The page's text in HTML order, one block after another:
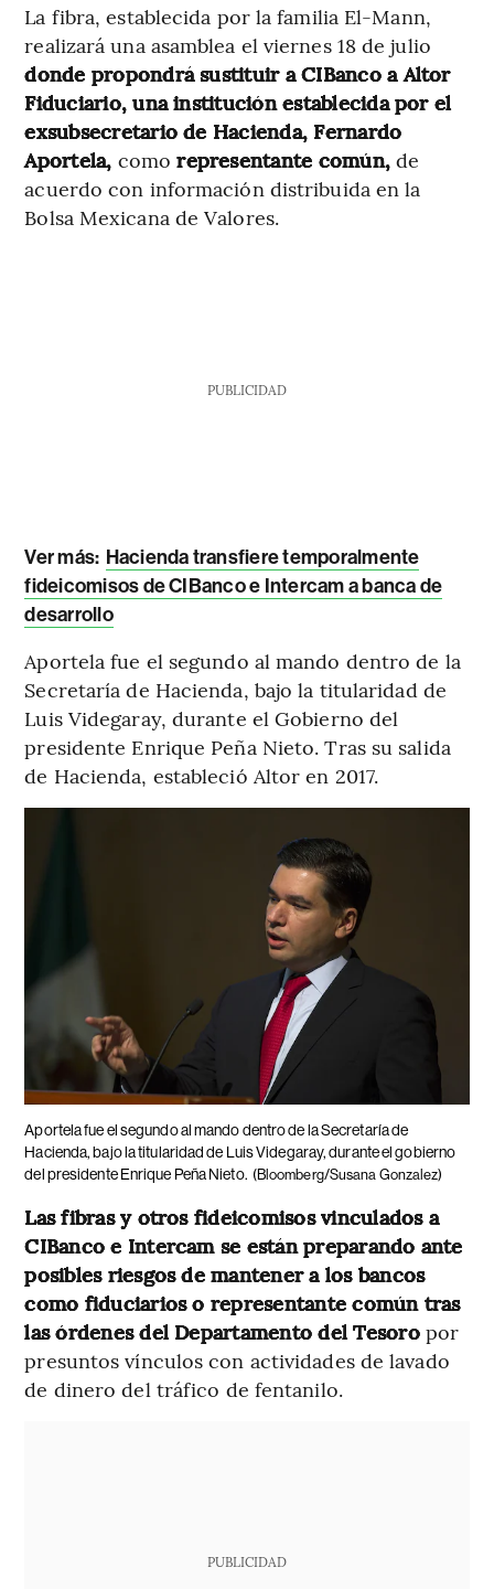
La fibra, establecida por la familia El-Mann,
realizará una asamblea el viernes 18 de julio
donde propondrá sustituir a CIBanco a Altor
Fiduciario, una institución establecida por el
exsubsecretario de Hacienda, Fernardo
Aportela, comorepresentante común,de
acuerdo con información distribuida en la
Bolsa Mexicana de Valores.
PUBLICIDAD
Ver más: Hacienda transfiere temporalmente
fideicomisos de CIBanco e Intercam a banca de
desarrollo
Aportela fue el segundo al mando dentro de la
Secretaría de Hacienda, bajo la titularidad de
Luis Videgaray, durante el Gobierno del
presidente Enrique Peña Nieto. Tras su salida
de Hacienda, estableció Altor en 2017.
Aportela fue el segundo al mando dentro de la Secretaría de
Hacienda, bajo la titularidad de Luis Videgaray, durante el gobierno
del presidente Enrique Peña Nieto. (Bloomberg/Susana Gonzalez)
Las fibras y otros fideicomisos vinculados a
CIBanco e Intercam se están preparando ante
posibles riesgos de mantener a los bancos
como fiduciarios o representante común tras
las órdenes del Departamento del Tesoropor
presuntos vínculos con actividades de lavado
de dinero del tráfico de fentanilo.
PUBLICIDAD